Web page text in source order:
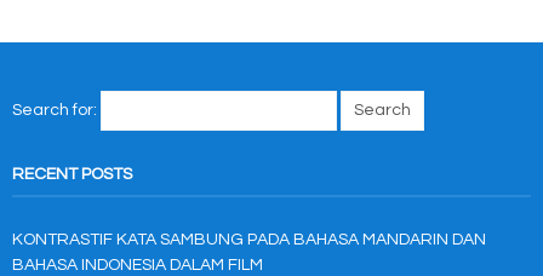
Search for:
RECENT POSTS
KONTRASTIF KATA SAMBUNG PADA BAHASA MANDARIN DAN
BAHASA INDONESIA DALAM FILM